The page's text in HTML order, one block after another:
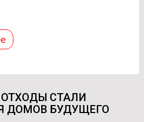
СТАЛИ
ДОМОВ БУДУЩЕГО